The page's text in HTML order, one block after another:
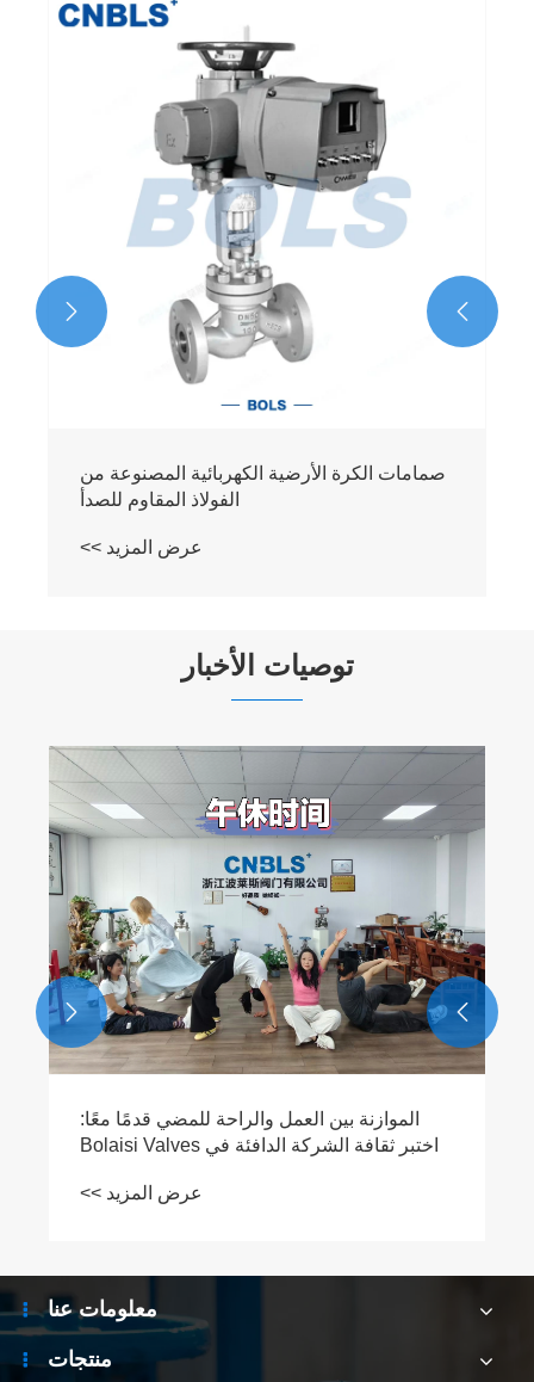
صمامات إغلاق شفة الأمونيا من الفولاذ المقاوم
عرض المزيد >>


توصيات الأخبار
ما هي خصائص الصمامات الكروية المصنوعة من
الفولاذ المقاوم للصدأ؟
عرض المزيد >>


معلومات عنا
منتجات